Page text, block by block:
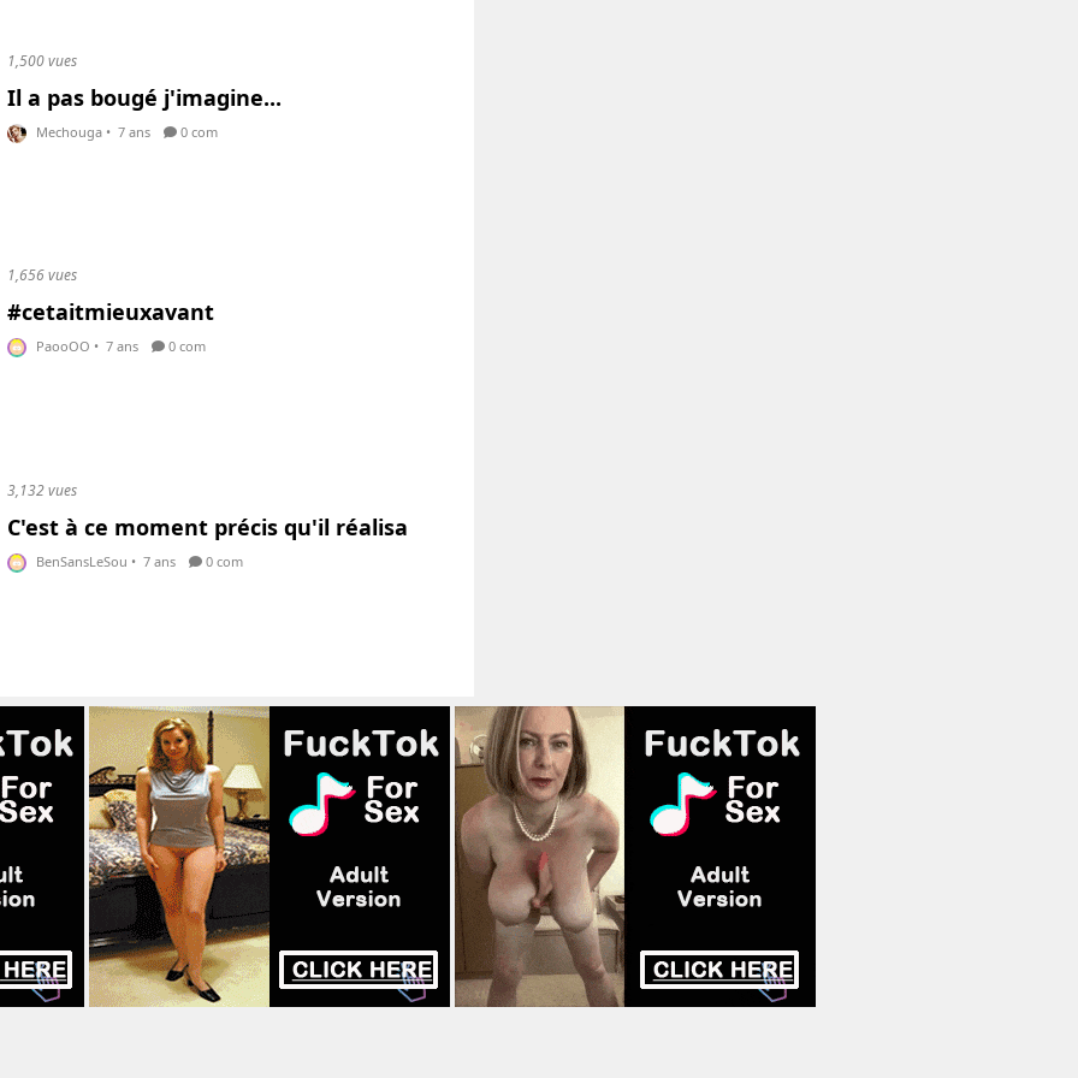
1,500 vues
Il a pas bougé j'imagine...
Mechouga • 7 ans 0 com
1,656 vues
#cetaitmieuxavant
PaooOO • 7 ans 0 com
3,132 vues
C'est à ce moment précis qu'il réalisa
BenSansLeSou • 7 ans 0 com